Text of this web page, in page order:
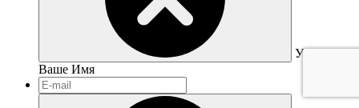
Укажите
Ваше Имя